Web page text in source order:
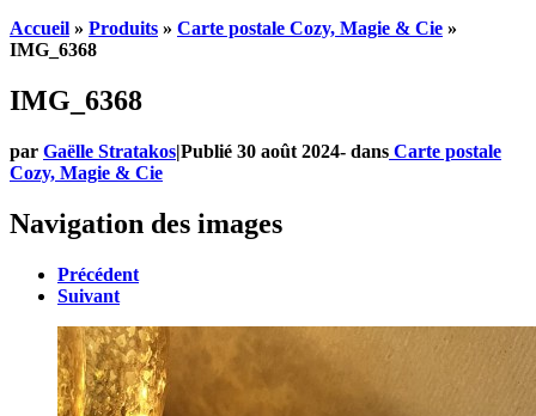
Accueil » Produits » Carte postale Cozy, Magie & Cie »
IMG_6368
IMG_6368
par Gaëlle Stratakos|Publié 30 août 2024- dans Carte postale
Cozy, Magie & Cie
Navigation des images
Précédent
Suivant